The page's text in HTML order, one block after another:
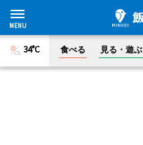
34°C 食べる 見る・遊ぶ